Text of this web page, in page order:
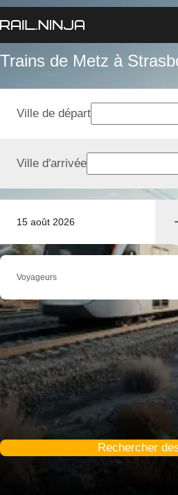
Trains de Metz à
15 août 2026
Ville de départ
Ville d'arrivée
Voyageurs
Rechercher